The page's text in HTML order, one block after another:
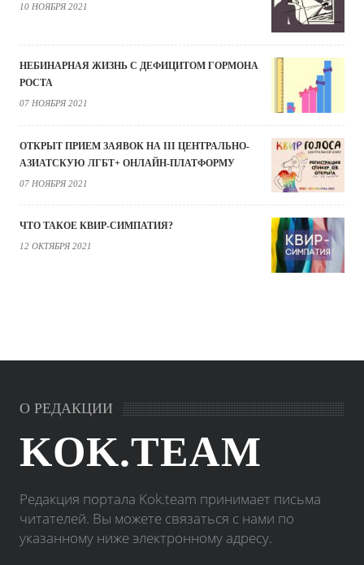
10 НОЯБРЯ 2021
НЕБИНАРНАЯ ЖИЗНЬ С ДЕФИЦИТОМ ГОРМОНА
РОСТА
07 НОЯБРЯ 2021
ОТКРЫТ ПРИЕМ ЗАЯВОК НА III ЦЕНТРАЛЬНО-
АЗИАТСКУЮ ЛГБТ+ ОНЛАЙН-ПЛАТФОРМУ
07 НОЯБРЯ 2021
ЧТО ТАКОЕ КВИР-СИМПАТИЯ?
12 ОКТЯБРЯ 2021
О РЕДАКЦИИ
KOK.TEAM
Редакция портала Kok.team принимает письма
читателей. Вы можете связаться с нами по
указанному ниже электронному адресу.